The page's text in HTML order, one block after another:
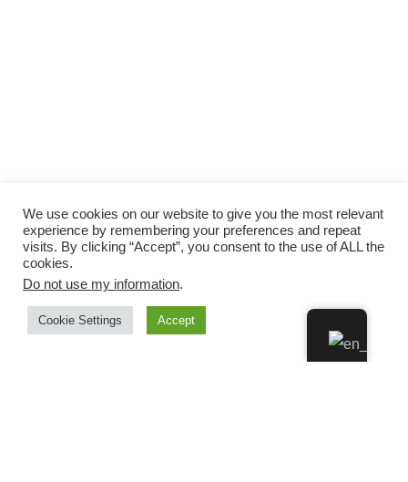
We use cookies on our website to give you the most relevant
experience by remembering your preferences and repeat
visits. By clicking “Accept”, you consent to the use of ALL the
cookies.
Do not use my information.
Cookie Settings Accept